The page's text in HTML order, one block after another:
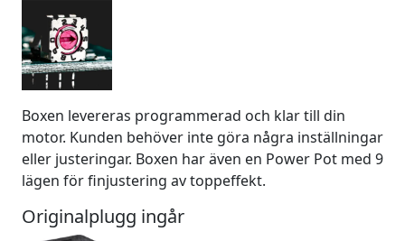
Boxen levereras programmerad och klar till din
motor. Kunden behöver inte göra några inställningar
eller justeringar. Boxen har även en Power Pot med 9
lägen för finjustering av toppeffekt.
Originalplugg ingår